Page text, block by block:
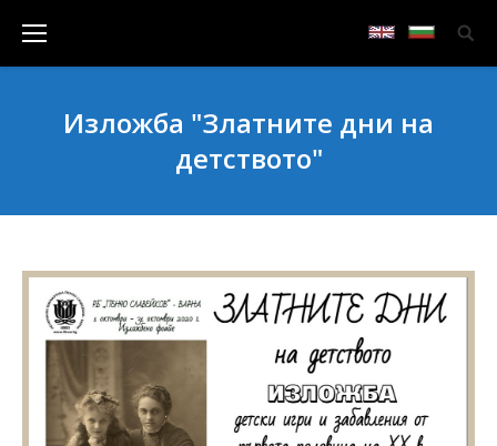
Изложба "Златните дни на
детството"